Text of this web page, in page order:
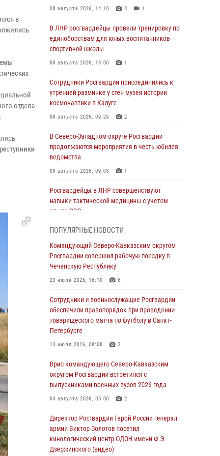
в
отдела
08 августа 2026, 14:10 3 1
В ЛНР росгвардейцы провели тренировку по
единоборствам для юных воспитанников
спортивной школы
08 августа 2026, 13:00 1
Сотрудники Росгвардии присоединились к
утренней разминке у стен музея истории
космонавтики в Калуге
08 августа 2026, 09:29 2
В Северо-Западном округе Росгвардии
продолжаются мероприятия в честь юбилея
ведомства
08 августа 2026, 09:03 1
Росгвардейцы в ЛНР совершенствуют
навыки тактической медицины с учетом
опыта СВО
ОМОН «Ойрат» Управления Росгвардии по
Республике Калмыкия исполнилось 20 лет
08 августа 2026, 07:00
Росгвардии встретились с участником
патриотического проекта «Дорогой
Ломоносова — дорогой к Победе в СВО»
(видео)
08 августа 2026, 07:00
В Кабардино-Балкарии сотрудники
Росгвардии провели турнир по настольному
теннису ко Дню физкультурника
08 августа 2026, 07:00
Росгвардейцы обеспечили безопасность
«Поезда Победы» в Кузбассе
08 августа 2026, 07:00
ПОПУЛЯРНЫЕ НОВОСТИ
Командующий Северо-Кавказским округом
Росгвардии совершил рабочую поездку в
Чеченскую Республику
23 июля 2026, 16:10 6
Сотрудники и военнослужащие Росгвардии
обеспечили правопорядок при проведении
товарищеского матча по футболу в Санкт-
Петербурге
13 июля 2026, 08:08 2
Врио командующего Северо-Кавказским
округом Росгвардии встретился с
выпускниками военных вузов 2026 года
04 августа 2026, 05:00 2
Директор Росгвардии Герой России генерал
армии Виктор Золотов посетил
кинологический центр ОДОН имени Ф.Э.
Дзержинского (видео)